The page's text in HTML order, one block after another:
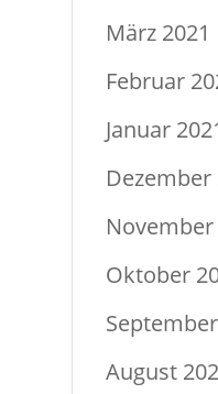
März 2021
Februar
Januar
Dezember
November
Oktober
August